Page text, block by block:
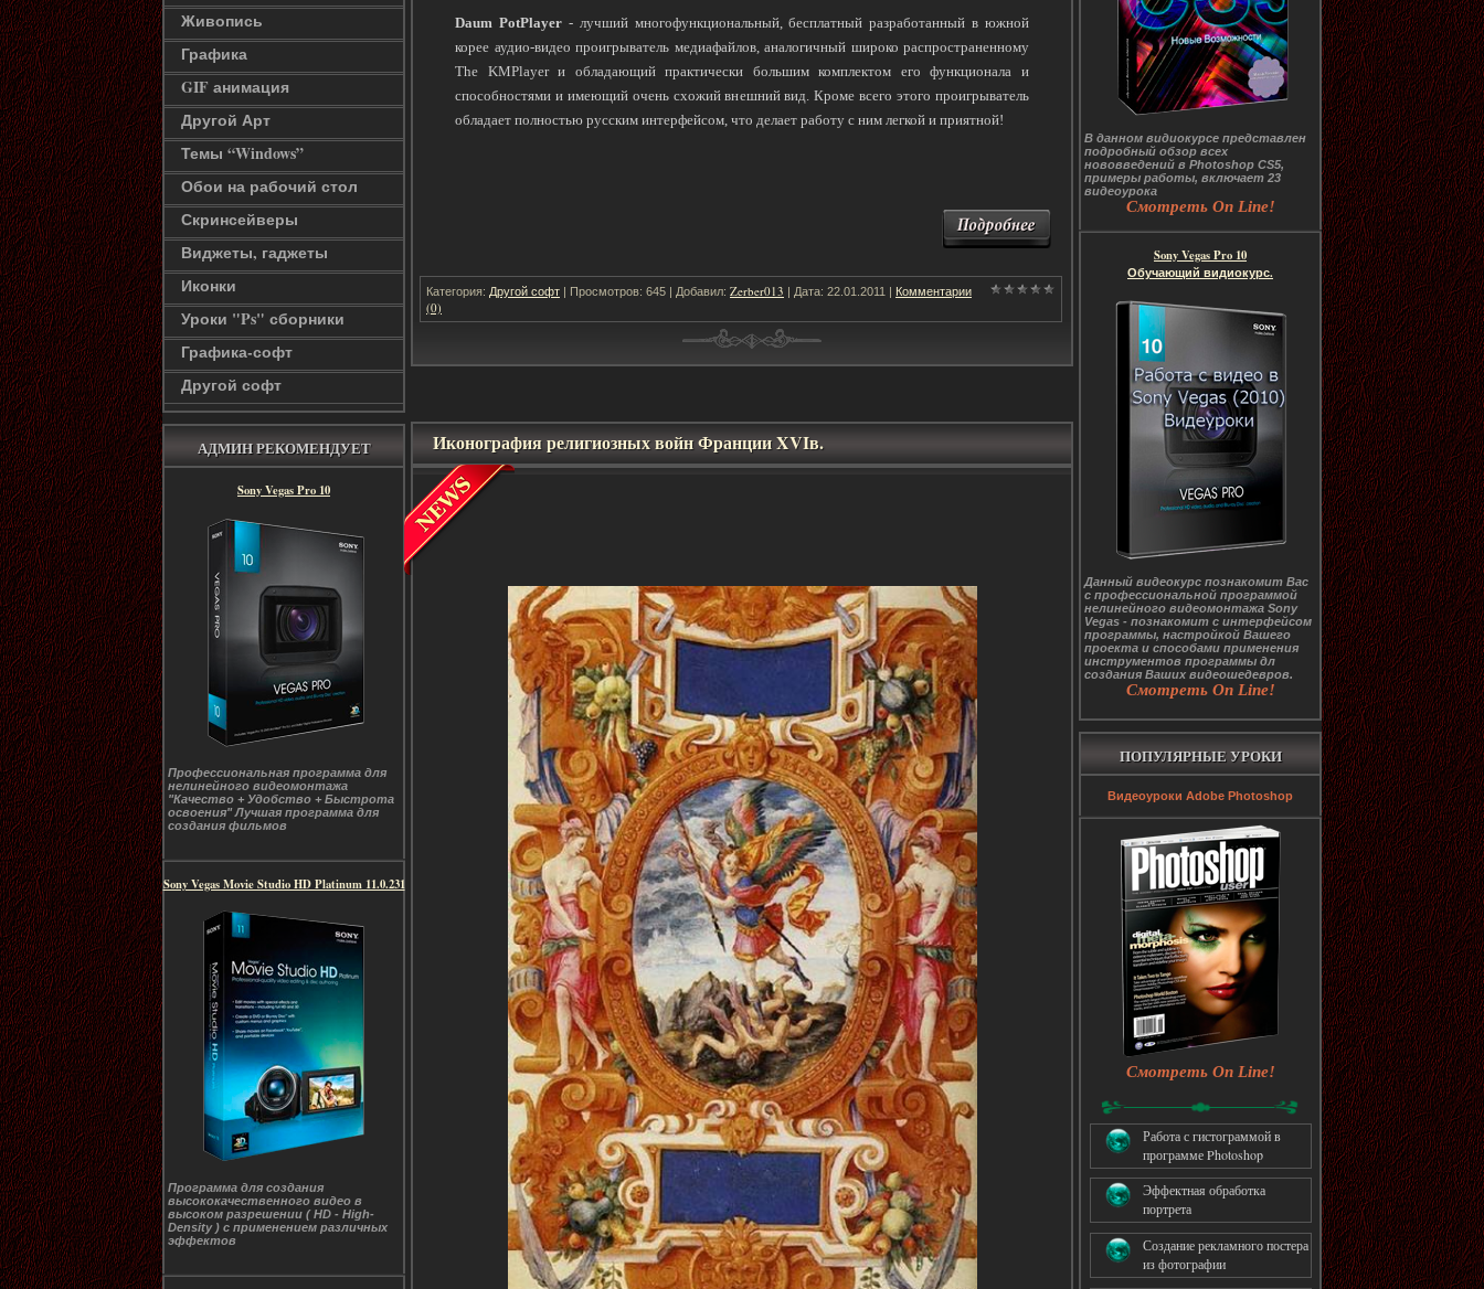
Живопись
Графика
GIF анимация
Другой Арт
Темы “Windows”
Обои на рабочий стол
Скринсейверы
Виджеты, гаджеты
Иконки
Уроки "Ps" сборники
Графика-софт
Другой софт
АДМИН РЕКОМЕНДУЕТ
Sony Vegas Pro 10
Профессиональная программа для
нелинейного видеомонтажа
"Качество + Удобство + Быстрота
освоения" Лучшая программа для
создания фильмов
Sony Vegas Movie Studio HD Platinum 11.0.231
Программа для создания
высококачественного видео в
высоком разрешении ( HD - High-
Density ) с применением различных
эффектов
В данном видиокурсе представлен
подробный обзор всех
нововведений в Photoshop CS5,
примеры работы, включает 23
видеоурока
Смотреть On Line!
Sony Vegas Pro 10
Обучающий видиокурс.
Данный видеокурс познакомит Вас
с профессиональной программой
нелинейного видеомонтажа Sony
Vegas - познакомит с интерфейсом
программы, настройкой Вашего
проекта и способами применения
инструментов программы дл
создания Ваших видеошедевров.
Смотреть On Line!
ПОПУЛЯРНЫЕ УРОКИ
Видеоуроки Adobe Photoshop
Смотреть On Line!
Работа с гистограммой в
программе Photoshop
Эффектная обработка
портрета
Создание рекламного постера
из фотографии
Daum PotPlayer - лучший многофункциональный, бесплатный разработанный в южной
корее аудио-видео проигрыватель медиафайлов, аналогичный широко распространенному
The KMPlayer и обладающий практически большим комплектом его функционала и
способностями и имеющий очень схожий внешний вид. Кроме всего этого проигрыватель
обладает полностью русским интерфейсом, что делает работу с ним легкой и приятной!
Категория: Другой софт | Просмотров: 645 | Добавил: Zerber013 | Дата: 22.01.2011 | Комментарии
(0)
Иконография религиозных войн Франции XVIв.